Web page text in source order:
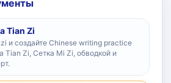
Tian Zi
и создайте Chinese writing practice
Tian Zi, Сетка Mi Zi, обводкой и